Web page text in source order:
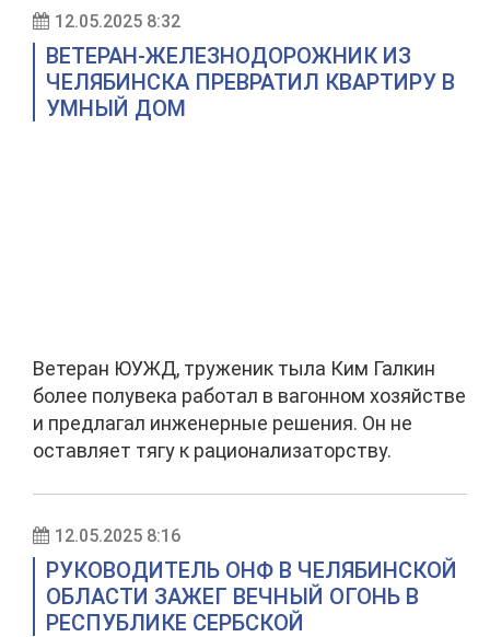
12.05.2025 8:32
ВЕТЕРАН-ЖЕЛЕЗНОДОРОЖНИК ИЗ
ЧЕЛЯБИНСКА ПРЕВРАТИЛ КВАРТИРУ В
УМНЫЙ ДОМ
Ветеран ЮУЖД, труженик тыла Ким Галкин
более полувека работал в вагонном хозяйстве
и предлагал инженерные решения. Он не
оставляет тягу к рационализаторству.
12.05.2025 8:16
РУКОВОДИТЕЛЬ ОНФ В ЧЕЛЯБИНСКОЙ
ОБЛАСТИ ЗАЖЕГ ВЕЧНЫЙ ОГОНЬ В
РЕСПУБЛИКЕ СЕРБСКОЙ